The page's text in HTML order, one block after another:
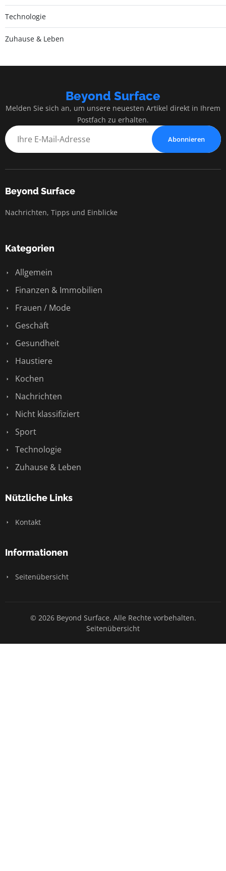
Technologie
Zuhause & Leben
Beyond Surface
Melden Sie sich an, um unsere neuesten Artikel direkt in Ihrem
Postfach zu erhalten.
Abonnieren
Beyond Surface
Nachrichten, Tipps und Einblicke
Kategorien
Allgemein
Finanzen & Immobilien
Frauen / Mode
Geschäft
Gesundheit
Haustiere
Kochen
Nachrichten
Nicht klassifiziert
Sport
Technologie
Zuhause & Leben
Nützliche Links
Kontakt
Informationen
Seitenübersicht
© 2026 Beyond Surface. Alle Rechte vorbehalten.
Seitenübersicht